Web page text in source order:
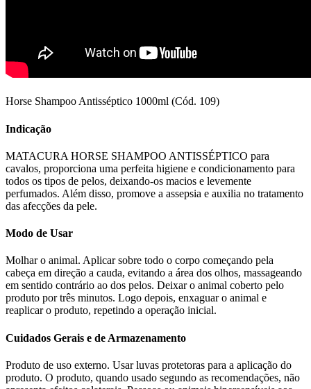
Horse Shampoo Antisséptico 1000ml (Cód. 109)
Indicação
MATACURA HORSE SHAMPOO ANTISSÉPTICO para
cavalos, proporciona uma perfeita higiene e condicionamento para
todos os tipos de pelos, deixando-os macios e levemente
perfumados. Além disso, promove a assepsia e auxilia no tratamento
das afecções da pele.
Modo de Usar
Molhar o animal. Aplicar sobre todo o corpo começando pela
cabeça em direção a cauda, evitando a área dos olhos, massageando
em sentido contrário ao dos pelos. Deixar o animal coberto pelo
produto por três minutos. Logo depois, enxaguar o animal e
reaplicar o produto, repetindo a operação inicial.
Cuidados Gerais e de Armazenamento
Produto de uso externo. Usar luvas protetoras para a aplicação do
produto. O produto, quando usado segundo as recomendações, não